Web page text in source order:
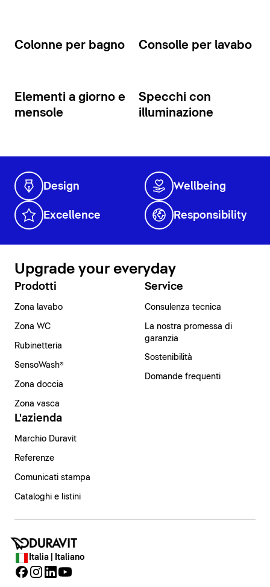
Colonne per bagno Consolle per lavabo
Elementi a giorno e
mensole
Specchi con
illuminazione
Design Wellbeing
Excellence Responsibility
Upgrade your everyday
Prodotti
Zona lavabo
Zona WC
Rubinetteria
SensoWash®
Zona doccia
Zona vasca
Service
Consulenza tecnica
La nostra promessa di
garanzia
Sostenibilità
Domande frequenti
L'azienda
Marchio Duravit
Referenze
Comunicati stampa
Cataloghi e listini
Italia | Italiano